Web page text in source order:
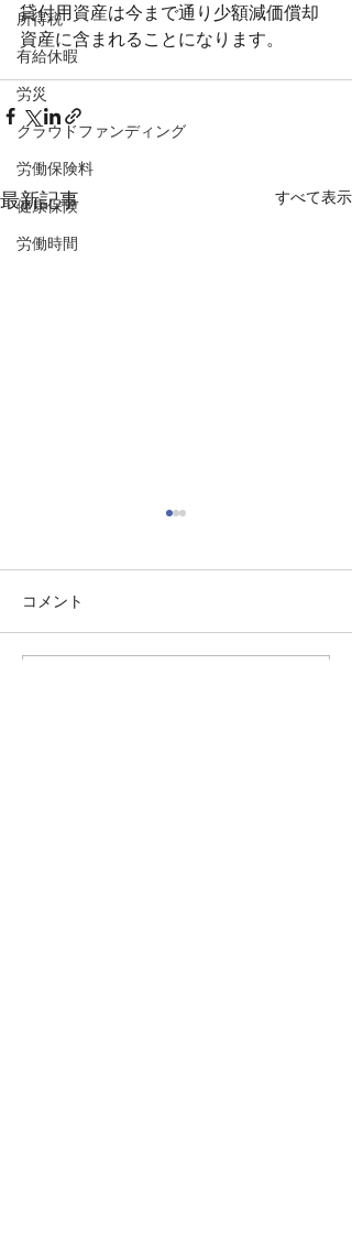
所得税
有給休暇
労災
クラウドファンディング
労働保険料
健康保険
労働時間
貸付用資産は今まで通り少額減価償却
資産に含まれることになります。
最新記事 すべて表示
コメント